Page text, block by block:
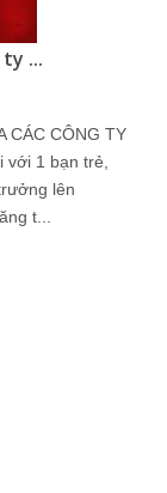
...
CÁC CÔNG TY
1 bạn trẻ,
lên
t...